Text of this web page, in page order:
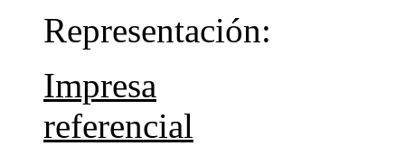
Representación:
Impresa
referencial